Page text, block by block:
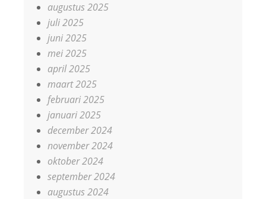
augustus 2025
juli 2025
juni 2025
mei 2025
april 2025
maart 2025
februari 2025
januari 2025
december 2024
november 2024
oktober 2024
september 2024
augustus 2024